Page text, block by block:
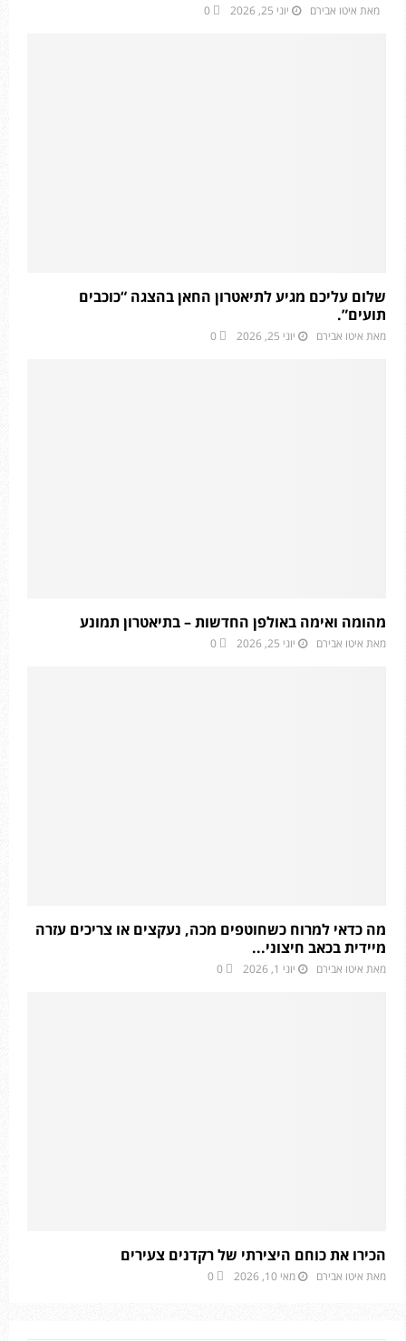
מאת איטו אבירם יוני 25, 2026 0
שלום עליכם מגיע לתיאטרון החאן בהצגה “כוכבים
תועים”.
מאת איטו אבירם יוני 25, 2026 0
מהומה ואימה באולפן החדשות – בתיאטרון תמונע
מאת איטו אבירם יוני 25, 2026 0
מה כדאי למרוח כשחוטפים מכה, נעקצים או צריכים עזרה
מיידית בכאב חיצוני...
מאת איטו אבירם יוני 1, 2026 0
הכירו את כוחם היצירתי של רקדנים צעירים
מאת איטו אבירם מאי 10, 2026 0